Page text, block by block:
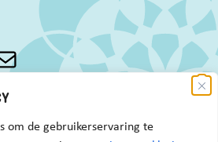
om de gebruikerservaring te